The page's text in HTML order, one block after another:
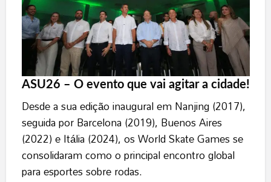
ASU26 – O evento que vai agitar a cidade!
Desde a sua edição inaugural em Nanjing (2017),
seguida por Barcelona (2019), Buenos Aires
(2022) e Itália (2024), os World Skate Games se
consolidaram como o principal encontro global
para esportes sobre rodas.